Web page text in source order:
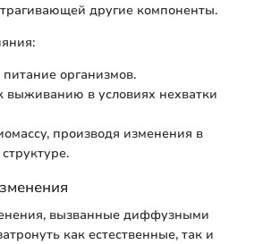
другие компоненты.
организмов.
выживанию в условиях нехватки
производя изменения в
вызванные диффузными
как естественные, так и